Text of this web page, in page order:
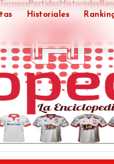
Historiales
TorneosPartidosHistoriales